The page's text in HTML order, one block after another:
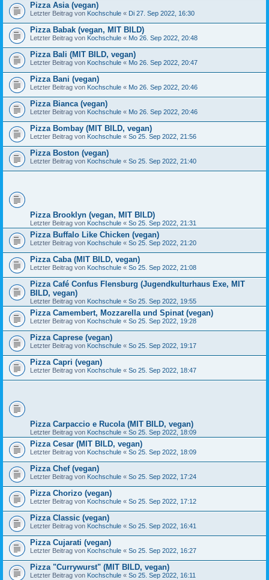
Pizza Asia (vegan)
Letzter Beitrag von Kochschule « Di 27. Sep 2022, 16:30
Pizza Babak (vegan, MIT BILD)
Letzter Beitrag von Kochschule « Mo 26. Sep 2022, 20:48
Pizza Bali (MIT BILD, vegan)
Letzter Beitrag von Kochschule « Mo 26. Sep 2022, 20:47
Pizza Bani (vegan)
Letzter Beitrag von Kochschule « Mo 26. Sep 2022, 20:46
Pizza Bianca (vegan)
Letzter Beitrag von Kochschule « Mo 26. Sep 2022, 20:46
Pizza Bombay (MIT BILD, vegan)
Letzter Beitrag von Kochschule « So 25. Sep 2022, 21:56
Pizza Boston (vegan)
Letzter Beitrag von Kochschule « So 25. Sep 2022, 21:40
Pizza Brooklyn (vegan, MIT BILD)
Letzter Beitrag von Kochschule « So 25. Sep 2022, 21:31
Pizza Buffalo Like Chicken (vegan)
Letzter Beitrag von Kochschule « So 25. Sep 2022, 21:20
Pizza Caba (MIT BILD, vegan)
Letzter Beitrag von Kochschule « So 25. Sep 2022, 21:08
Pizza Café Confus Flensburg (Jugendkulturhaus Exe, MIT
BILD, vegan)
Letzter Beitrag von Kochschule « So 25. Sep 2022, 19:55
Pizza Camembert, Mozzarella und Spinat (vegan)
Letzter Beitrag von Kochschule « So 25. Sep 2022, 19:28
Pizza Caprese (vegan)
Letzter Beitrag von Kochschule « So 25. Sep 2022, 19:17
Pizza Capri (vegan)
Letzter Beitrag von Kochschule « So 25. Sep 2022, 18:47
Pizza Carpaccio e Rucola (MIT BILD, vegan)
Letzter Beitrag von Kochschule « So 25. Sep 2022, 18:09
Pizza Cesar (MIT BILD, vegan)
Letzter Beitrag von Kochschule « So 25. Sep 2022, 18:09
Pizza Chef (vegan)
Letzter Beitrag von Kochschule « So 25. Sep 2022, 17:24
Pizza Chorizo (vegan)
Letzter Beitrag von Kochschule « So 25. Sep 2022, 17:12
Pizza Classic (vegan)
Letzter Beitrag von Kochschule « So 25. Sep 2022, 16:41
Pizza Cujarati (vegan)
Letzter Beitrag von Kochschule « So 25. Sep 2022, 16:27
Pizza "Currywurst" (MIT BILD, vegan)
Letzter Beitrag von Kochschule « So 25. Sep 2022, 16:11